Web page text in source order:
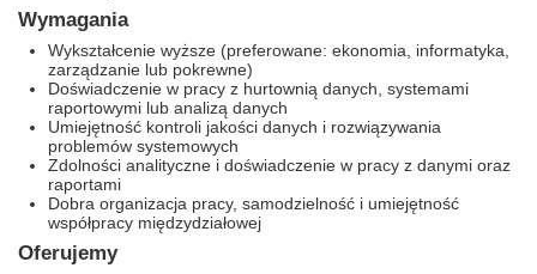
Wymagania
Wykształcenie wyższe (preferowane: ekonomia, informatyka,
zarządzanie lub pokrewne)
Doświadczenie w pracy z hurtownią danych, systemami
raportowymi lub analizą danych
Umiejętność kontroli jakości danych i rozwiązywania
problemów systemowych
Zdolności analityczne i doświadczenie w pracy z danymi oraz
raportami
Dobra organizacja pracy, samodzielność i umiejętność
współpracy międzydziałowej
Oferujemy